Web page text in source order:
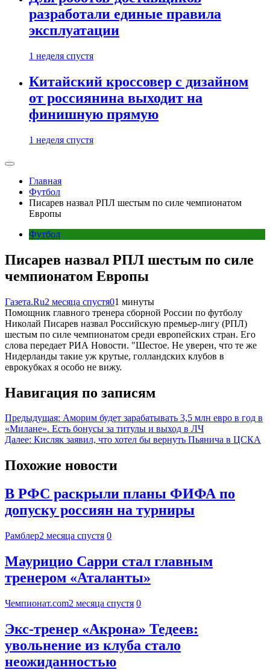
разработали единые правила
эксплуатации
1 неделя спустя
Китайский кроссовер с дизайном
от россиянина выходит на
финишную прямую
1 неделя спустя
Главная
Футбол
Писарев назвал РПЛ шестым по силе чемпионатом
Европы
Футбол
Писарев назвал РПЛ шестым по силе
чемпионатом Европы
Газета.Ru2 месяца спустя01 минуты
Помощник главного тренера сборной России по футболу
Николай Писарев назвал Российскую премьер-лигу (РПЛ)
шестым по силе чемпионатом среди европейских стран. Его
слова передает РИА Новости. "Шестое. Не уверен, что те же
Нидерланды такие уж крутые, голландских клубов в
еврокубках я особо не вижу.
Навигация по записям
Предыдущая: Аморим будет зарабатывать 3,5 млн евро в год в
«Милане». Есть бонусы за титулы и выход в ЛЧ
Далее: Кисляк заявил, что хотел бы вернуть Пьянича в ЦСКА
Похожие новости
В РФС раскрыли планы ФИФА по
допуску россиян на турниры
Рамблер2 месяца спустя 0
Маурицио Сарри стал главным
тренером «Аталанты»
Чемпионат.com2 месяца спустя 0
Экс-тренер «Акрона» Тедеев:
увольнение из клуба стало
неожиданностью